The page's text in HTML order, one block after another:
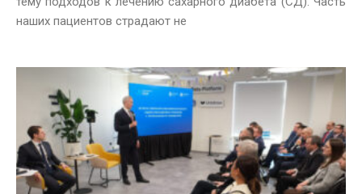
наших пациентов страдают не